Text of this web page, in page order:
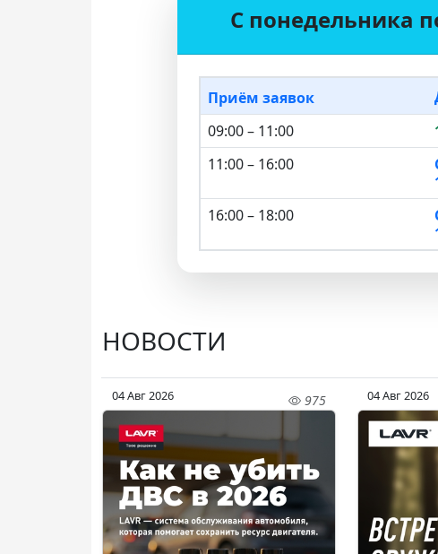
С понедельника
Приём заявок
09:00 – 11:00
11:00 – 16:00
16:00 – 18:00
НОВОСТИ
04 Авг 2026 975 04 Авг 2026